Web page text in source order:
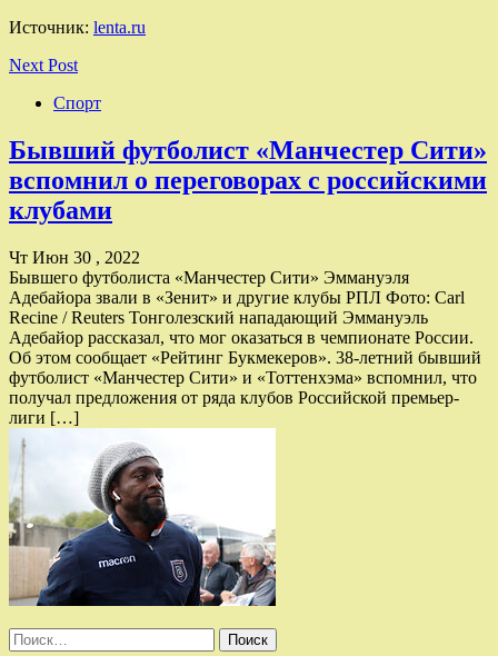
Источник: lenta.ru
Next Post
Спорт
Бывший футболист «Манчестер Сити»
вспомнил о переговорах с российскими
клубами
Чт Июн 30 , 2022
Бывшего футболиста «Манчестер Сити» Эммануэля
Адебайора звали в «Зенит» и другие клубы РПЛ Фото: Carl
Recine / Reuters Тонголезский нападающий Эммануэль
Адебайор рассказал, что мог оказаться в чемпионате России.
Об этом сообщает «Рейтинг Букмекеров». 38-летний бывший
футболист «Манчестер Сити» и «Тоттенхэма» вспомнил, что
получал предложения от ряда клубов Российской премьер-
лиги […]
Найти: